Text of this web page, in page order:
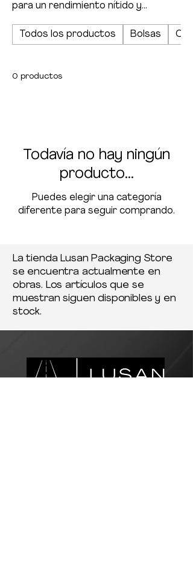
para un rendimiento nítido y
Todos los productos
Bolsas
0 productos
Todavía no hay ningún
producto...
Puedes elegir una categoría
diferente para seguir comprando.
La tienda Lusan Packaging Store
se encuentra actualmente en
obras. Los artículos que se
muestran siguen disponibles y en
stock.